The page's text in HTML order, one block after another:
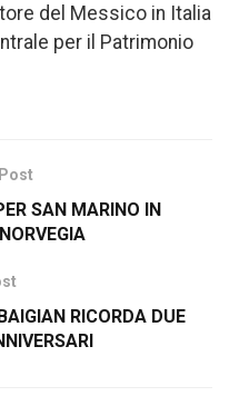
del Messico in Italia
per il Patrimonio
SAN MARINO IN
RICORDA DUE